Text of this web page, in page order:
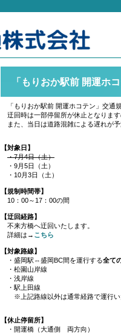
「もりおか駅前 開運ホ
「もりおか駅前 開運ホコテン」交通
迂回時は一部停留所が休止となります
また、当日は道路混雑による遅れが予
【対象日】
・7月4日（土）
・9月5日（土）
・10月3日（土）
【規制時間帯】
10：00～17：00の間
【迂回経路】
不来方橋へ迂回いたします。
詳細は→ こちら
【対象路線】
・盛岡駅⇔盛岡BC間を運行する全て
・松園山岸線
・浅岸線
・駅上田線
※上記路線以外は通常経路で運行い
【休止停留所】
・開運橋（大通側 両方向）